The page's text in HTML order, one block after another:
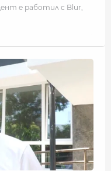
е работил с Blur,